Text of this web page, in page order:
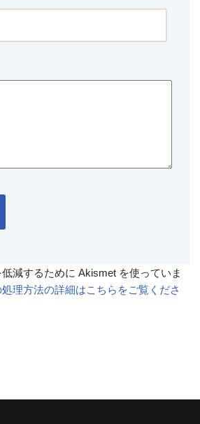
減するために Akismet を使っていま
理方法の詳細はこちらをご覧くださ